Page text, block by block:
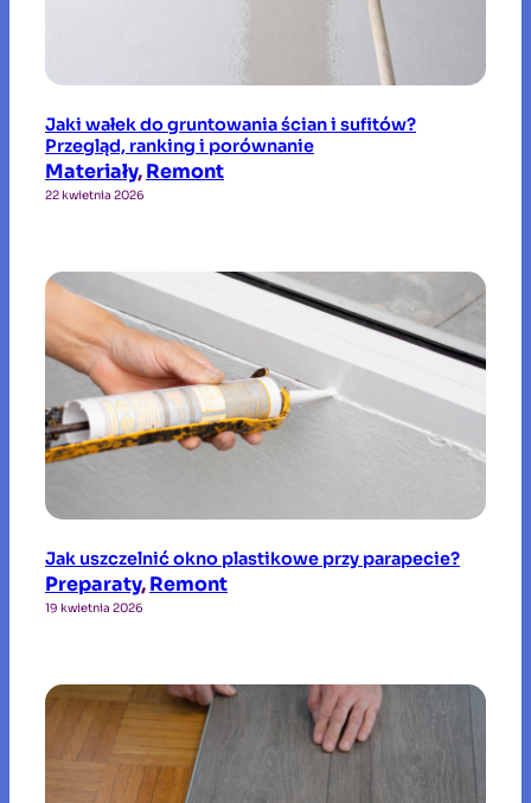
Jaki wałek do gruntowania ścian i sufitów?
Przegląd, ranking i porównanie
Materiały, Remont
22 kwietnia 2026
Jak uszczelnić okno plastikowe przy parapecie?
Preparaty, Remont
19 kwietnia 2026